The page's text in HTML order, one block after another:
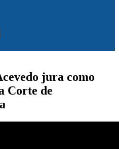
jura como
Corte de